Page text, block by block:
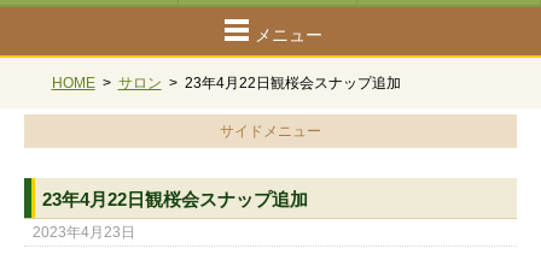
メニュー
HOME > サロン > 23年4月22日観桜会スナップ追加
サイドメニュー
23年4月22日観桜会スナップ追加
2023年4月23日